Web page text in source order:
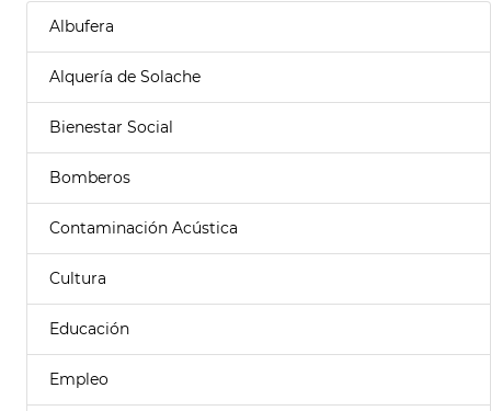
Albufera
Alquería de Solache
Bienestar Social
Bomberos
Contaminación Acústica
Cultura
Educación
Empleo